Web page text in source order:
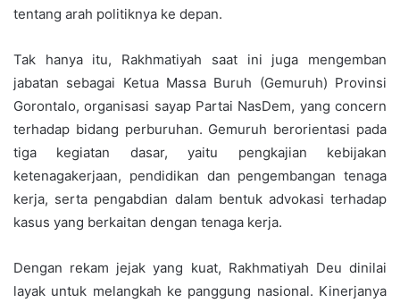
tentang arah politiknya ke depan.
Tak hanya itu, Rakhmatiyah saat ini juga mengemban
jabatan sebagai Ketua Massa Buruh (Gemuruh) Provinsi
Gorontalo, organisasi sayap Partai NasDem, yang concern
terhadap bidang perburuhan. Gemuruh berorientasi pada
tiga kegiatan dasar, yaitu pengkajian kebijakan
ketenagakerjaan, pendidikan dan pengembangan tenaga
kerja, serta pengabdian dalam bentuk advokasi terhadap
kasus yang berkaitan dengan tenaga kerja.
Dengan rekam jejak yang kuat, Rakhmatiyah Deu dinilai
layak untuk melangkah ke panggung nasional. Kinerjanya